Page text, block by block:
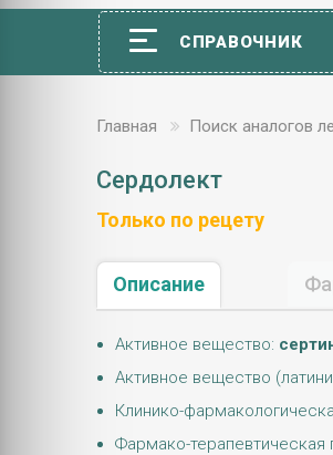
СПРАВОЧНИК
Главная Поиск аналогов
Сердолект
Только по рецету
Описание
Активное вещество:
Активное вещество
Клинико-
Фармако-терапевтическая